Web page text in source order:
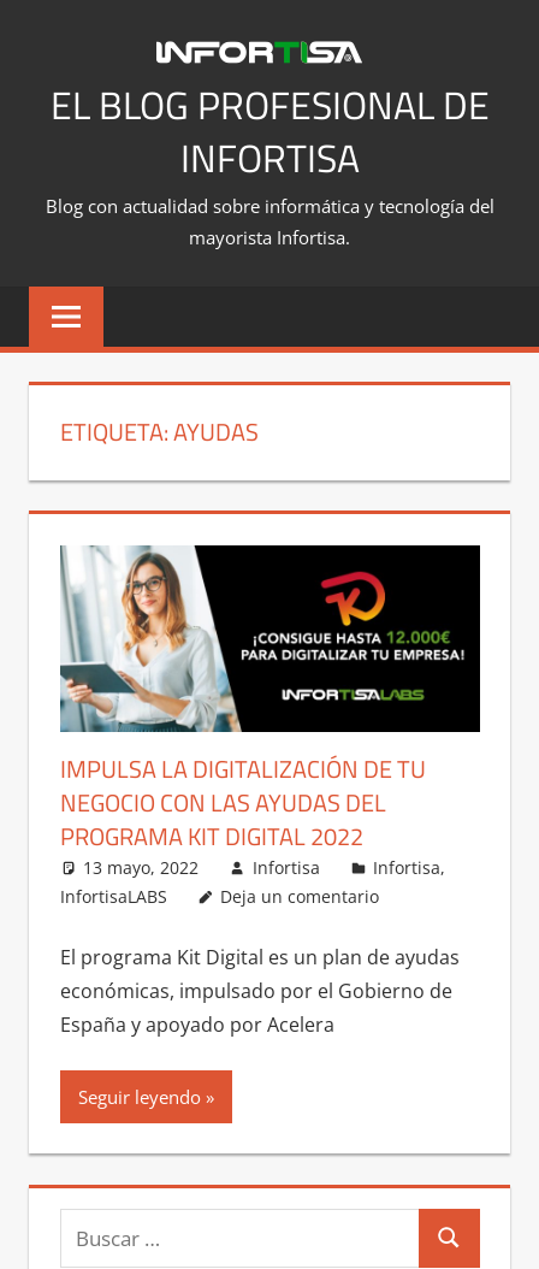
contenidoEL BLOG PROFESIONAL DE
INFORTISA
Blog con actualidad sobre informática y tecnología del
mayorista Infortisa.
ETIQUETA:AYUDAS
IMPULSA LA DIGITALIZACIÓN DE TU
NEGOCIO CON LAS AYUDAS DEL
PROGRAMA KIT DIGITAL 2022
13 mayo, 2022 Infortisa Infortisa,
InfortisaLABS
Deja un comentario
El programa Kit Digital es un plan de ayudas
económicas, impulsado por el Gobierno de
España y apoyado por Acelera
Seguir leyendo
Buscar:
Buscar